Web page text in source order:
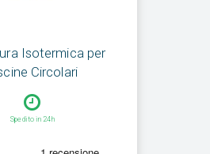
Isotermica per
Circolari
Spedito in 24h